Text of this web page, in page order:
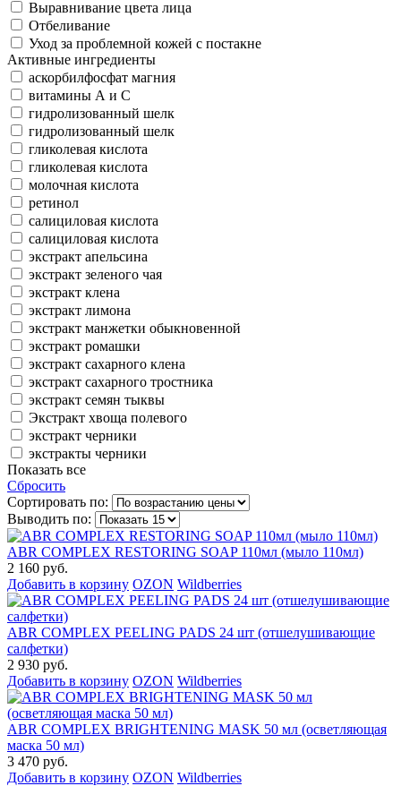
Выравнивание цвета лица
Отбеливание
Уход за проблемной кожей с постакне
Активные ингредиенты
аскорбилфосфат магния
витамины А и С
гидролизованный шелк
гидролизованный шелк
гликолевая кислота
гликолевая кислота
молочная кислота
ретинол
салициловая кислота
салициловая кислота
экстракт апельсина
экстракт зеленого чая
экстракт клена
экстракт лимона
экстракт манжетки обыкновенной
экстракт ромашки
экстракт сахарного клена
экстракт сахарного тростника
экстракт семян тыквы
Экстракт хвоща полевого
экстракт черники
экстракты черники
Показать все
Сбросить
Сортировать по:
Выводить по:
ABR COMPLEX RESTORING SOAP 110мл (мыло 110мл)
2 160 руб.
Добавить в корзину OZON Wildberries
ABR COMPLEX PEELING PADS 24 шт (отшелушивающие
салфетки)
2 930 руб.
Добавить в корзину OZON Wildberries
ABR COMPLEX BRIGHTENING MASK 50 мл (осветляющая
маска 50 мл)
3 470 руб.
Добавить в корзину OZON Wildberries